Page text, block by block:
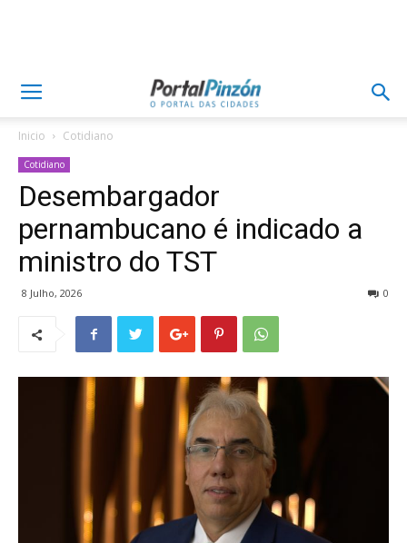
Inicio Cotidiano
Cotidiano
Desembargador
pernambucano é indicado a
ministro do TST
8 Julho, 2026 0